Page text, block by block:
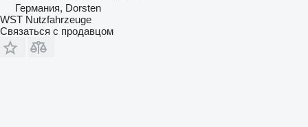
Германия, Dorsten
WST Nutzfahrzeuge
Связаться с продавцом